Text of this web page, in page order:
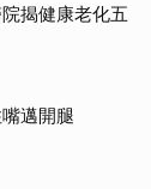
揭健康老化五
邁開腿